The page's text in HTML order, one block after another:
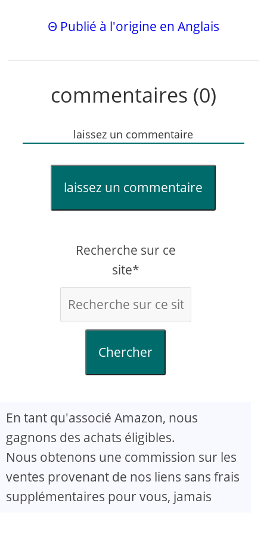
Θ Publié à l'origine en Anglais
commentaires (0)
laissez un commentaire
laissez un commentaire
Recherche sur ce
site*
Chercher
En tant qu'associé Amazon, nous
gagnons des achats éligibles.
Nous obtenons une commission sur les
ventes provenant de nos liens sans frais
supplémentaires pour vous, jamais